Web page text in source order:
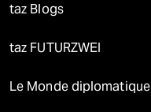
taz Blogs
taz FUTURZWEI
Le Monde diplomatique